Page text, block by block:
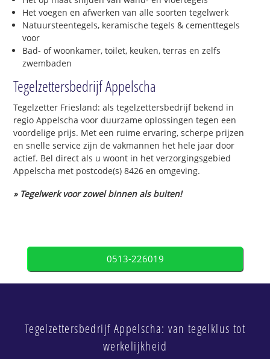
Het voegen en afwerken van alle soorten tegelwerk
Natuursteentegels, keramische tegels & cementtegels
voor
Bad- of woonkamer, toilet, keuken, terras en zelfs
zwembaden
Tegelzettersbedrijf Appelscha
Tegelzetter Friesland: als tegelzettersbedrijf bekend in
regio Appelscha voor duurzame oplossingen tegen een
voordelige prijs. Met een ruime ervaring, scherpe prijzen
en snelle service zijn de vakmannen het hele jaar door
actief. Bel direct als u woont in het verzorgingsgebied
Appelscha met postcode(s) 8426 en omgeving.
» Tegelwerk voor zowel binnen als buiten!
0513-226019
Tegelzettersbedrijf Appelscha: van tegelklus tot
werkelijkheid